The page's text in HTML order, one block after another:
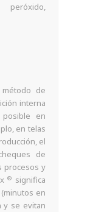
de
interna
en
en telas
el
de
procesos y
® significa
en
y se evitan